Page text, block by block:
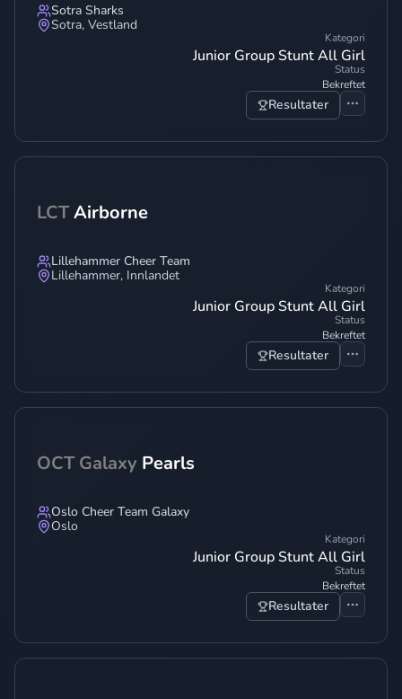
Sotra Sharks
Sotra, Vestland
Kategori
Junior Group Stunt All Girl
Status
Bekreftet
Resultater
LCTAirborne
Lillehammer Cheer Team
Lillehammer, Innlandet
Kategori
Junior Group Stunt All Girl
Status
Bekreftet
Resultater
OCT Galaxy Pearls
Oslo Cheer Team Galaxy
Oslo
Kategori
Junior Group Stunt All Girl
Status
Bekreftet
Resultater